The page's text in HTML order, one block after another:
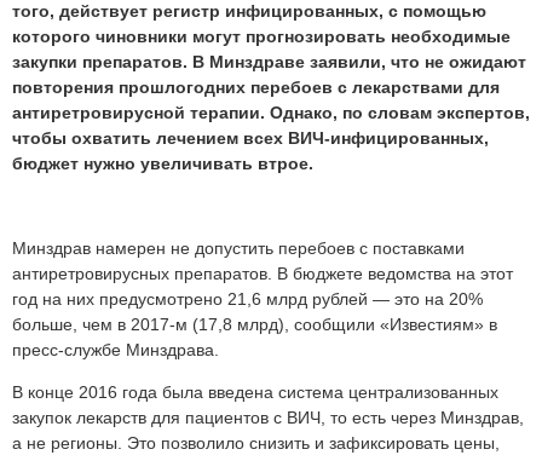
того, действует регистр инфицированных, с помощью
которого чиновники могут прогнозировать необходимые
закупки препаратов. В Минздраве заявили, что не ожидают
повторения прошлогодних перебоев с лекарствами для
антиретровирусной терапии. Однако, по словам экспертов,
чтобы охватить лечением всех ВИЧ-инфицированных,
бюджет нужно увеличивать втрое.
Минздрав намерен не допустить перебоев с поставками
антиретровирусных препаратов. В бюджете ведомства на этот
год на них предусмотрено 21,6 млрд рублей — это на 20%
больше, чем в 2017-м (17,8 млрд), сообщили «Известиям» в
пресс-службе Минздрава.
В конце 2016 года была введена система централизованных
закупок лекарств для пациентов с ВИЧ, то есть через Минздрав,
а не регионы. Это позволило снизить и зафиксировать цены,